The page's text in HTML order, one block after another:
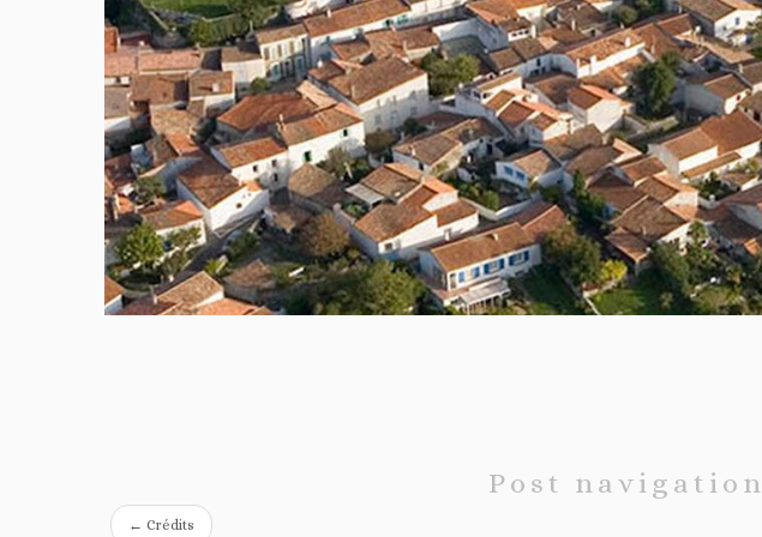
Post navigation
← Crédits